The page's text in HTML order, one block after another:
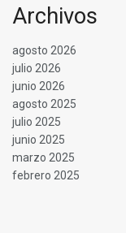
Archivos
agosto 2026
julio 2026
junio 2026
agosto 2025
julio 2025
junio 2025
marzo 2025
febrero 2025